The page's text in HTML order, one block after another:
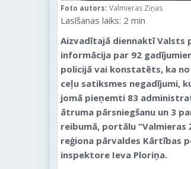
Foto autors: Valmieras Ziņas
Lasīšanas laiks: 2 min
Aizvadītajā diennaktī Valsts
informācija par 92
policijā vai konstatēts, ka
ceļu satiksmes negadījumi,
jomā pieņemti 83
ātruma pārsniegšanu un 3
reibumā, portālu “Valmieras
reģiona pārvaldes Kārtības
inspektore Ieva Ploriņa.